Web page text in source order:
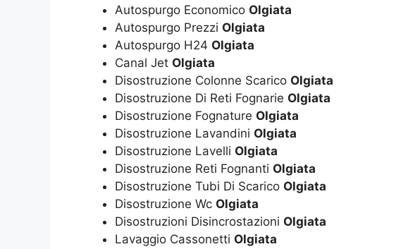
Autospurgo Economico Olgiata
Autospurgo Prezzi Olgiata
Autospurgo H24 Olgiata
Canal Jet Olgiata
Disostruzione Colonne Scarico Olgiata
Disostruzione Di Reti Fognarie Olgiata
Disostruzione Fognature Olgiata
Disostruzione Lavandini Olgiata
Disostruzione Lavelli Olgiata
Disostruzione Reti Fognanti Olgiata
Disostruzione Tubi Di Scarico Olgiata
Disostruzione Wc Olgiata
Disostruzioni Disincrostazioni Olgiata
Lavaggio Cassonetti Olgiata